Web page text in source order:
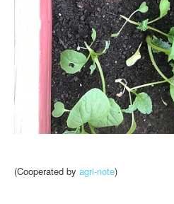
(Cooperated by agri-note)